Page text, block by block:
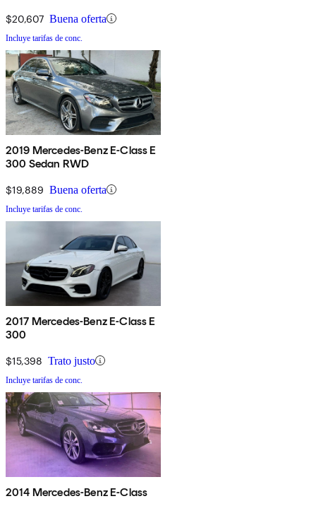
$20,607 Buena oferta
Incluye tarifas de conc.
2019 Mercedes-Benz E-Class E
300 Sedan RWD
$19,889 Buena oferta
Incluye tarifas de conc.
2017 Mercedes-Benz E-Class E
300
$15,398 Trato justo
Incluye tarifas de conc.
2014 Mercedes-Benz E-Class